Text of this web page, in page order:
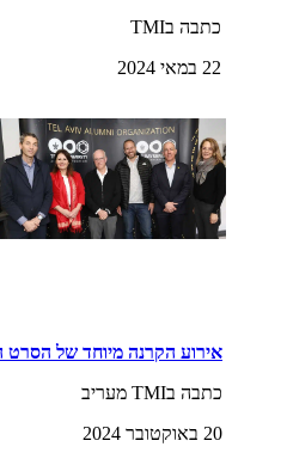
כתבה בTMI
22 במאי 2024
אירוע הקרנה מיוחד של הסרט
כתבה בTMI מעריב
20 באוקטובר 2024